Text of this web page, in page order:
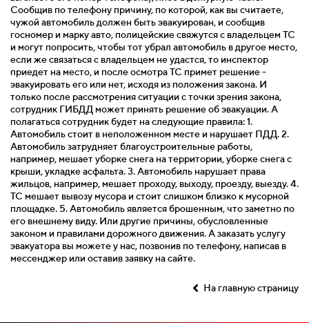
Сообщив по телефону причину, по которой, как вы считаете,
чужой автомобиль должен быть эвакуирован, и сообщив
госномер и марку авто, полицейские свяжутся с владельцем ТС
и могут попросить, чтобы тот убрал автомобиль в другое место,
если же связаться с владельцем не удастся, то инспектор
приедет на место, и после осмотра ТС примет решение -
эвакуировать его или нет, исходя из положения закона. И
только после рассмотрения ситуации с точки зрения закона,
сотрудник ГИБДД может принять решение об эвакуации. А
полагаться сотрудник будет на следующие правила: 1.
Автомобиль стоит в неположенном месте и нарушает ПДД. 2.
Автомобиль затрудняет благоустроительные работы,
например, мешает уборке снега на территории, уборке снега с
крыши, укладке асфальта. 3. Автомобиль нарушает права
жильцов, например, мешает проходу, выходу, проезду, выезду. 4.
ТС мешает вывозу мусора и стоит слишком близко к мусорной
площадке. 5. Автомобиль является брошенным, что заметно по
его внешнему виду. Или другие причины, обусловленные
законом и правилами дорожного движения. А заказать услугу
эвакуатора вы можете у нас, позвонив по телефону, написав в
мессенджер или оставив заявку на сайте.
На главную страницу